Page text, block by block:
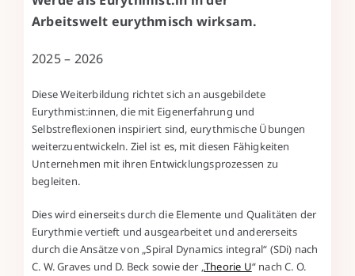
Arbeitswelt eurythmisch wirksam.
2025 – 2026
Diese Weiterbildung richtet sich an ausgebildete
Eurythmist:innen, die mit Eigenerfahrung und
Selbstreflexionen inspiriert sind, eurythmische Übungen
weiterzuentwickeln. Ziel ist es, mit diesen Fähigkeiten
Unternehmen mit ihren Entwicklungsprozessen zu
begleiten.
Dies wird einerseits durch die Elemente und Qualitäten der
Eurythmie vertieft und ausgearbeitet und andererseits
durch die Ansätze von „Spiral Dynamics integral“ (SDi) nach
C. W. Graves und D. Beck sowie der „Theorie U“ nach C. O.